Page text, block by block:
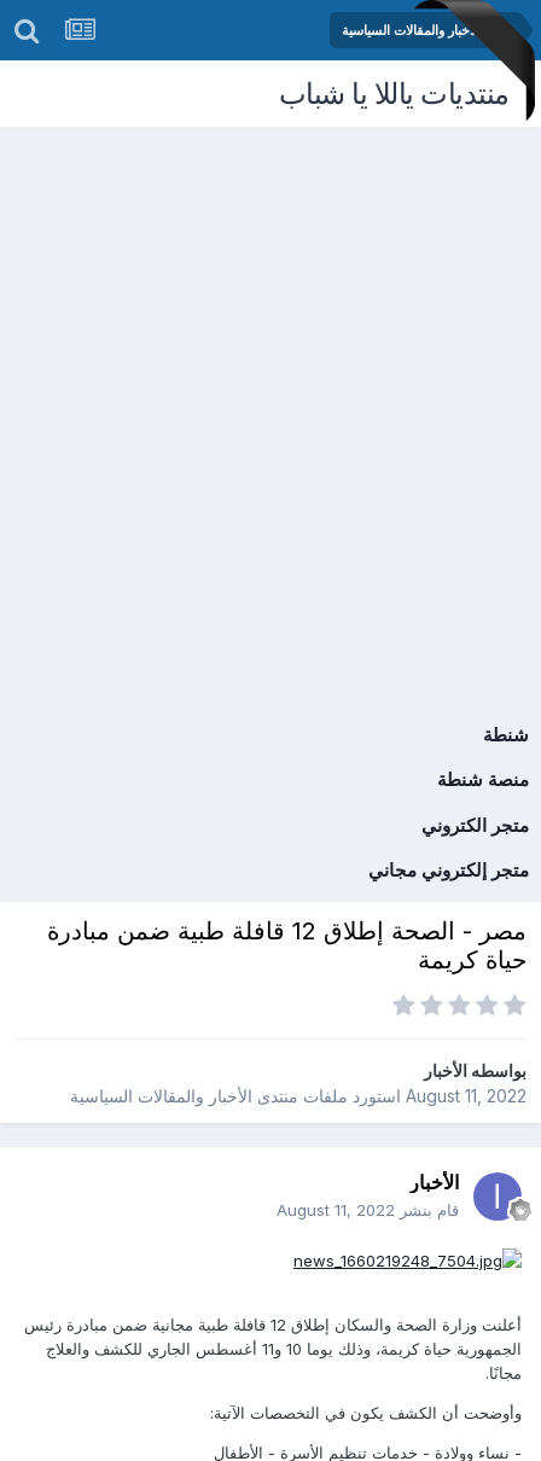
منتدى الأخبار والمقالات السياسية
منتديات ياللا يا شباب
شنطة
منصة شنطة
متجر الكتروني
متجر إلكتروني مجاني
مصر - الصحة إطلاق 12 قافلة طبية ضمن مبادرة
حياة كريمة
بواسطهالأخبار
August 11, 2022استورد ملفات منتدى الأخبار والمقالات السياسية
الأخبار
قام بنشر August 11, 2022
أعلنت وزارة الصحة والسكان إطلاق 12 قافلة طبية مجانية ضمن مبادرة رئيس
الجمهورية حياة كريمة، وذلك يوما 10 و11 أغسطس الجاري للكشف والعلاج
مجانًا.
وأوضحت أن الكشف يكون في التخصصات الآتية:
- نساء وولادة - خدمات تنظيم الأسرة - الأطفال